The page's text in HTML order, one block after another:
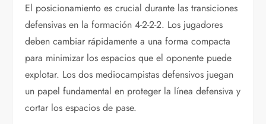
El posicionamiento es crucial durante las transiciones
defensivas en la formación 4-2-2-2. Los jugadores
deben cambiar rápidamente a una forma compacta
para minimizar los espacios que el oponente puede
explotar. Los dos mediocampistas defensivos juegan
un papel fundamental en proteger la línea defensiva y
cortar los espacios de pase.